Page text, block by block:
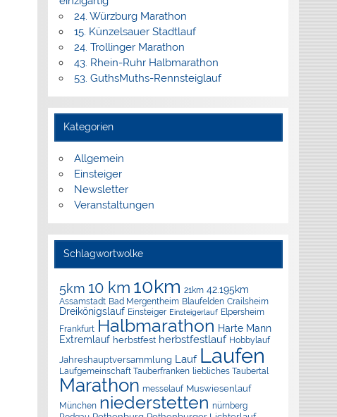
24. Würzburg Marathon
15. Künzelsauer Stadtlauf
24. Trollinger Marathon
43. Rhein-Ruhr Halbmarathon
53. GuthsMuths-Rennsteiglauf
Kategorien
Allgemein
Einsteiger
Newsletter
Veranstaltungen
Schlagwortwolke
5km 10 km 10km 21km 42.195km
Assamstadt Bad Mergentheim Blaufelden Crailsheim
Dreikönigslauf Einsteiger Einsteigerlauf Elpersheim
Frankfurt Halbmarathon Harte Mann
Extremlauf herbstfest herbstfestlauf Hobbylauf
Jahreshauptversammlung Lauf Laufen
Laufgemeinschaft Tauberfranken liebliches Taubertal
Marathon messelauf Muswiesenlauf
München niederstetten nürnberg